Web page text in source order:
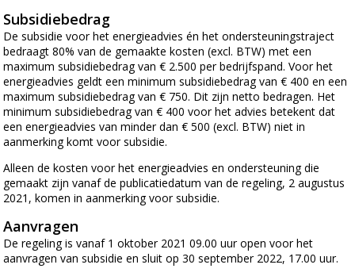
Subsidiebedrag
De subsidie voor het energieadvies én het ondersteuningstraject
bedraagt 80% van de gemaakte kosten (excl. BTW) met een
maximum subsidiebedrag van € 2.500 per bedrijfspand. Voor het
energieadvies geldt een minimum subsidiebedrag van € 400 en een
maximum subsidiebedrag van € 750. Dit zijn netto bedragen. Het
minimum subsidiebedrag van € 400 voor het advies betekent dat
een energieadvies van minder dan € 500 (excl. BTW) niet in
aanmerking komt voor subsidie.
Alleen de kosten voor het energieadvies en ondersteuning die
gemaakt zijn vanaf de publicatiedatum van de regeling, 2 augustus
2021, komen in aanmerking voor subsidie.
Aanvragen
De regeling is vanaf 1 oktober 2021 09.00 uur open voor het
aanvragen van subsidie en sluit op 30 september 2022, 17.00 uur.